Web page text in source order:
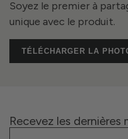
Soyez le premier à
unique avec le produit.
TÉLÉCHARGER LA
Recevez les dernières